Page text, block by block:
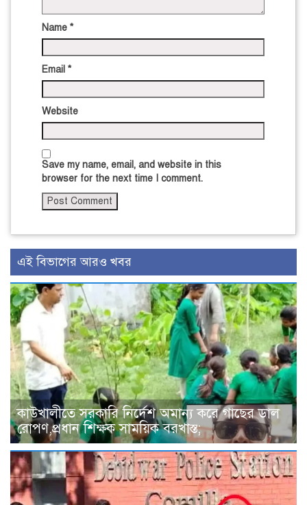
Name *
Email *
Website
Save my name, email, and website in this
browser for the next time I comment.
এই বিভাগের আরও খবর
কাউখালীতে সরকারি নির্দেশ অমান্য করে গাছের ডাল
রোপণ,প্রধান শিক্ষক সাময়িক বরখাস্ত;